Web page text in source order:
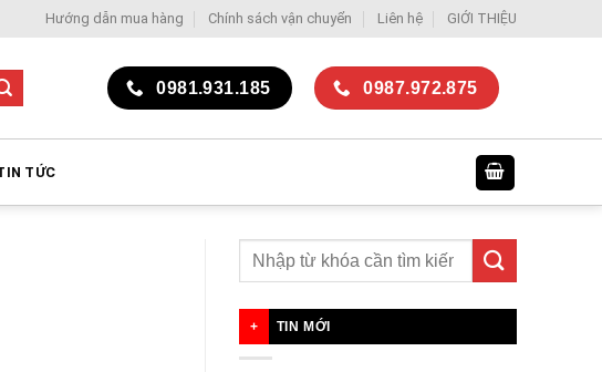
Hướng dẫn mua hàng Chính sách vận chuyển Liên hệ GIỚI THIỆU
0981.931.185 0987.972.875
TỨC
TIN MỚI